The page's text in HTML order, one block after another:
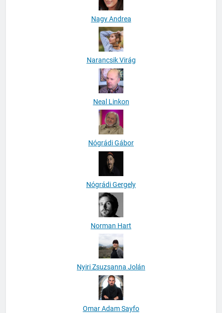
Nagy Andrea
Narancsik Virág
Neal Linkon
Nógrádi Gábor
Nógrádi Gergely
Norman Hart
Nyiri Zsuzsanna Jolán
Omar Adam Sayfo